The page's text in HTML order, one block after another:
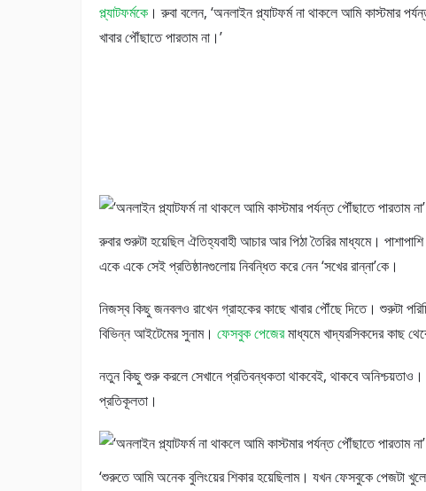
প্ল্যাটফর্মকে । রুবা বলেন, ‘অনলাইন প্ল্যাটফর্ম না থাকলে আমি কাস্টমার
খাবার পৌঁছাতে পারতাম না।’
রুবার শুরুটা হয়েছিল ঐতিহ্যবাহী আচার আর পিঠা তৈরির মাধ্যমে।
একে একে সেই প্রতিষ্ঠানগুলোয় নিবন্ধিত করে নেন ‘সখের রান্না’কে।
নিজস্ব কিছু জনবলও রাখেন গ্রাহকের কাছে খাবার পৌঁছে দিতে। শুরুটা
বিভিন্ন আইটেমের সুনাম। ফেসবুক পেজেরমাধ্যমে খাদ্যরসিকদের কাছ
নতুন কিছু শুরু করলে সেখানে প্রতিবন্ধকতা থাকবেই, থাকবে
প্রতিকূলতা।
‘শুরুতে আমি অনেক বুলিংয়ের শিকার হয়েছিলাম। যখন ফেসবুকে পেজটা